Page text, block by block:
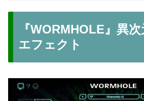
『WORMHOLE』異
エフェクト